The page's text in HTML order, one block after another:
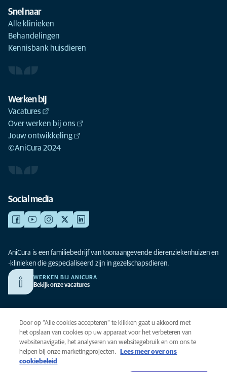
Snel naar
Alle klinieken
Behandelingen
Kennisbank huisdieren
Werken bij
Vacatures
Over werken bij ons
Jouw ontwikkeling
©AniCura 2024
Social media
AniCura is een familiebedrijf van toonaangevende dierenziekenhuizen en
-klinieken die gespecialiseerd zijn in gezelschapsdieren.
WERKEN BIJ ANICURA
Bekijk onze vacatures
Privacy
Algemene voorwaarden
Cookies
Toegankelijkheid
Door op “Alle cookies accepteren” te klikken gaat u akkoord met
het opslaan van cookies op uw apparaat voor het verbeteren van
websitenavigatie, het analyseren van websitegebruik en om ons te
helpen bij onze marketingprojecten.
Lees meer over ons
cookiebeleid